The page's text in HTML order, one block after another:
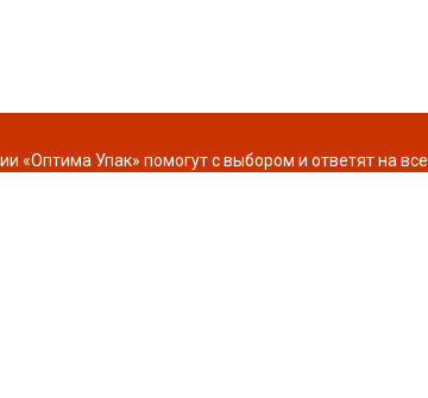
«Оптима Упак» помогут с выбором и ответят на все